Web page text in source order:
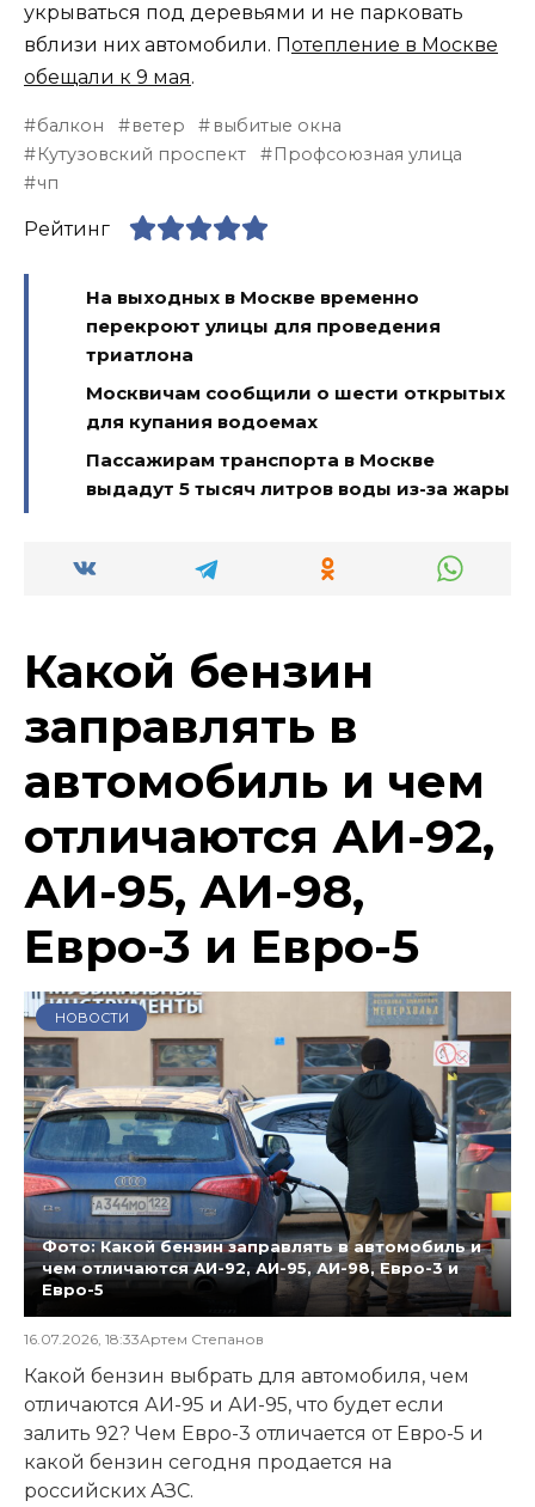
укрываться под деревьями и не парковать
вблизи них автомобили. Потепление в Москве
обещали к 9 мая.
балкон ветер
выбитые окна
Кутузовский проспект
Профсоюзная улица
чп
Рейтинг
На выходных в Москве временно
перекроют улицы для проведения
триатлона
Москвичам сообщили о шести открытых
для купания водоемах
Пассажирам транспорта в Москве
выдадут 5 тысяч литров воды из-за жары
Какой бензин
заправлять в
автомобиль и чем
отличаются АИ-92,
АИ-95, АИ-98,
Евро-3 и Евро-5
НОВОСТИ
Фото: Какой бензин заправлять в автомобиль и
чем отличаются АИ-92, АИ-95, АИ-98, Евро-3 и
Евро-5
16.07.2026, 18:33Артем Степанов
Какой бензин выбрать для автомобиля, чем
отличаются АИ-95 и АИ-95, что будет если
залить 92? Чем Евро-3 отличается от Евро-5 и
какой бензин сегодня продается на
российских АЗС.